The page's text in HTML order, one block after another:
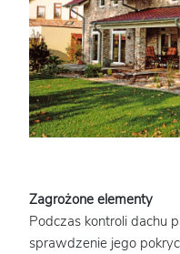
Zagrożone elementy
Podczas kontroli dachu
sprawdzenie jego